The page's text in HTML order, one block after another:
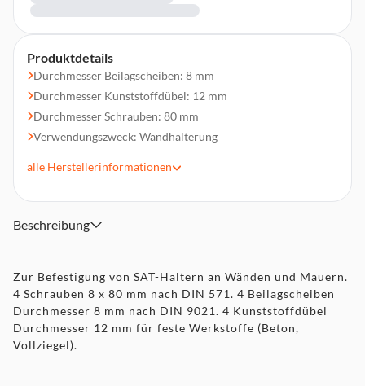
Produktdetails
Durchmesser Beilagscheiben: 8 mm
Durchmesser Kunststoffdübel: 12 mm
Durchmesser Schrauben: 80 mm
Verwendungszweck: Wandhalterung
alle Herstellerinformationen
Beschreibung
Zur Befestigung von SAT-Haltern an Wänden und Mauern.
4 Schrauben 8 x 80 mm nach DIN 571. 4 Beilagscheiben
Durchmesser 8 mm nach DIN 9021. 4 Kunststoffdübel
Durchmesser 12 mm für feste Werkstoffe (Beton,
Vollziegel).